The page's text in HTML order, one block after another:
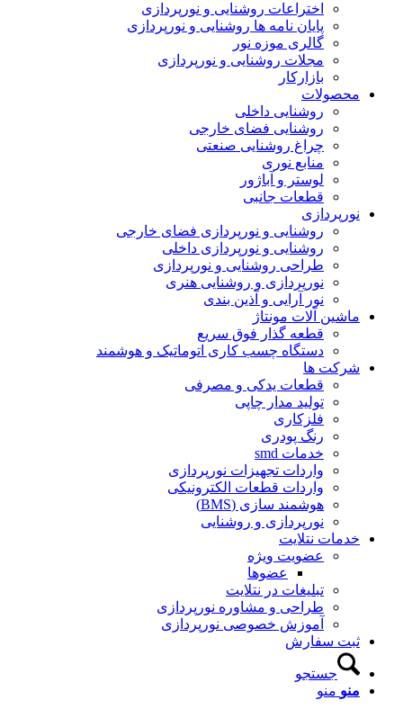
اختراعات روشنایی و نورپردازی
پایان نامه ها روشنایی و نورپردازی
گالری موزه نور
مجلات روشنایی و نورپردازی
بازارکار
محصولات
روشنایی داخلی
روشنایی فضای خارجی
چراغ روشنایی صنعتی
منابع نوری
لوستر و آباژور
قطعات جانبی
نورپردازی
روشنایی و نورپردازی فضای خارجی
روشنایی و نورپردازی داخلی
طراحی روشنایی و نورپردازی
نورپردازی و روشنایی هنری
نور آرایی و آذین بندی
ماشین آلات مونتاژ
قطعه گذار فوق سریع
دستگاه چسب کاری اتوماتیک و هوشمند
شرکت ها
قطعات یدکی و مصرفی
تولید مدار چاپی
فلزکاری
رنگ پودری
خدمات smd
واردات تجهیزات نورپردازی
واردات قطعات الکترونیکی
هوشمند سازی (BMS)
نورپردازی و روشنایی
خدمات نتلایت
عضویت ویژه
عضوها
تبلیغات در نتلایت
طراحی و مشاوره نورپردازی
آموزش خصوصی نورپردازی
ثبت سفارش
جستجو
منو منو